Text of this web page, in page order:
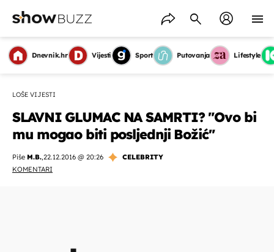
Dnevnik.hr Vijesti Sport Putovanja Lifestyle
LOŠE VIJESTI
SLAVNI GLUMAC NA SAMRTI? "Ovo bi
mu mogao biti posljednji Božić"
Piše M.B.,22.12.2016 @ 20:26
CELEBRITY
KOMENTARI